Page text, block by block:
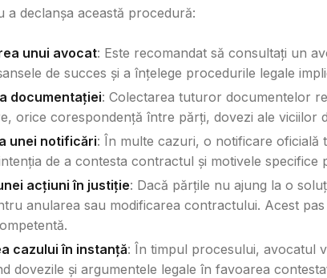
a declanșa această procedură:
unui avocat: Este recomandat să consultați un
de succes și a înțelege procedurile legale
documentației: Colectarea tuturor documentelor
orice corespondență între părți, dovezi ale viciilor
unei notificări: În multe cazuri, o notificare oficială
de a contesta contractul și motivele specifice
acțiuni în justiție: Dacă părțile nu ajung la o
anularea sau modificarea contractului. Acest
cazului în instanță: În timpul procesului, avocatul
dovezile și argumentele legale în favoarea